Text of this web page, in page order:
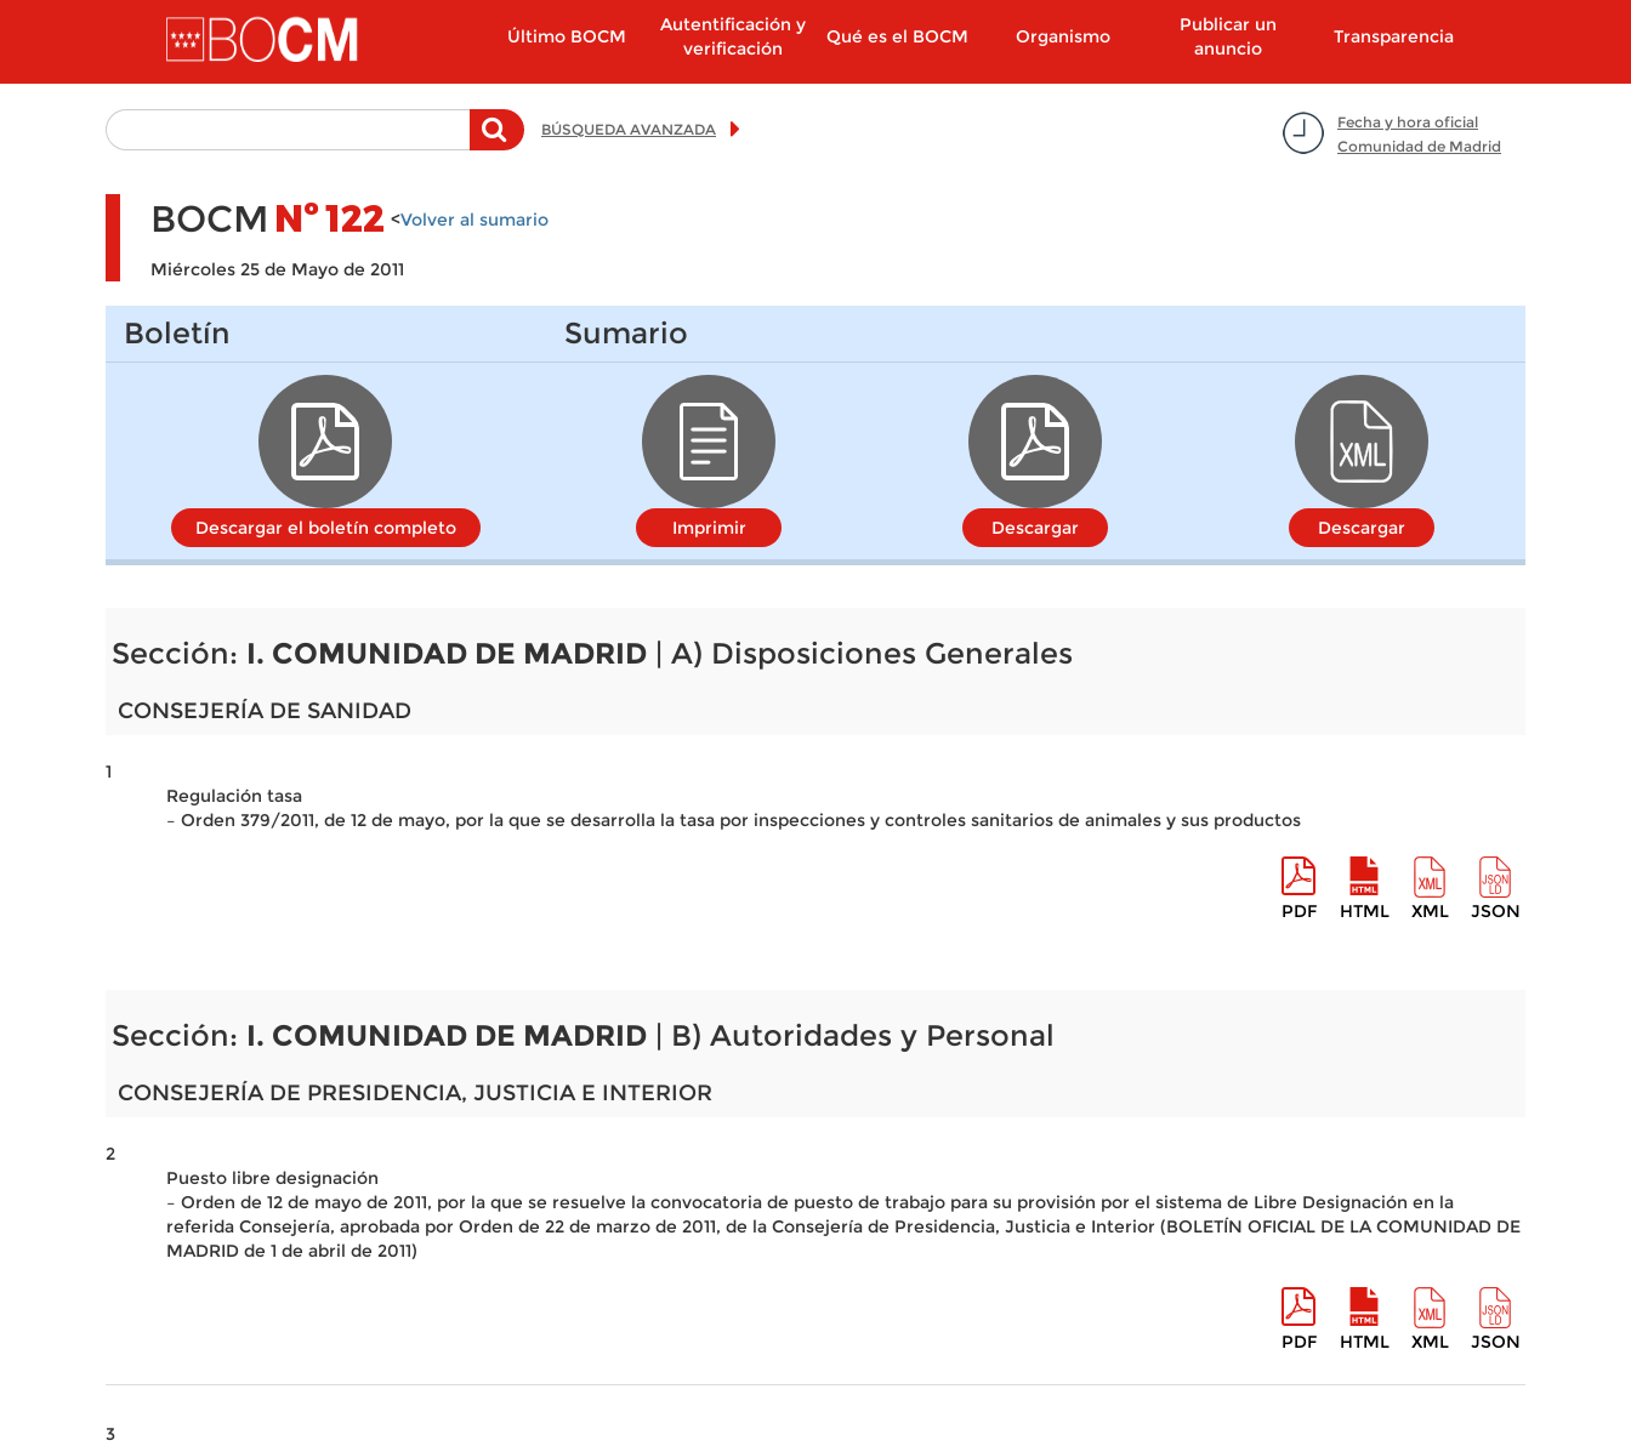
Pasar al contenido principal
Último BOCM
Autentificación y
verificación
Qué es el BOCM Organismo
Publicar un
anuncio
Transparencia
Fecha y hora oficial
Comunidad de Madrid
BÚSQUEDA AVANZADA
BOCM Nº122 <Volver al sumario
Miércoles 25 de Mayo de 2011
Boletín
Descargar el boletín completo
Sumario
Imprimir Descargar Descargar
Sección: I. COMUNIDAD DE MADRID | A) Disposiciones Generales
CONSEJERÍA DE SANIDAD
1
Regulación tasa
– Orden 379/2011, de 12 de mayo, por la que se desarrolla la tasa por inspecciones y controles sanitarios de animales y sus productos
PDF HTML XML JSON
Sección: I. COMUNIDAD DE MADRID | B) Autoridades y Personal
CONSEJERÍA DE PRESIDENCIA, JUSTICIA E INTERIOR
2
Puesto libre designación
– Orden de 12 de mayo de 2011, por la que se resuelve la convocatoria de puesto de trabajo para su provisión por el sistema de Libre Designación en la
referida Consejería, aprobada por Orden de 22 de marzo de 2011, de la Consejería de Presidencia, Justicia e Interior (BOLETÍN OFICIAL DE LA COMUNIDAD DE
MADRID de 1 de abril de 2011)
PDF HTML XML JSON
3